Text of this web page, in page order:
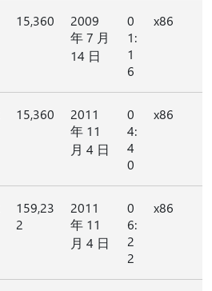
15,360
2009
年 7 月
14 日
0
1:
1
6
x86
15,360
2011
年 11
月 4 日
0
4:
4
0
x86
159,23
2
2011
年 11
月 4 日
0
6:
2
2
x86